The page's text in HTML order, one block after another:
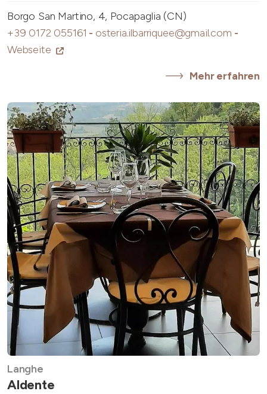
Borgo San Martino, 4, Pocapaglia (CN)
+39 0172 055161 - osteria.ilbarriquee@gmail.com -
Webseite
Mehr erfahren
Langhe
Aldente